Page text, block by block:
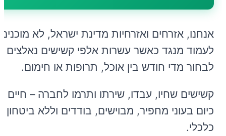
אנחנו, אזרחים ואזרחיות מדינת ישראל, לא מוכנים
לעמוד מנגד כאשר עשרות אלפי קשישים נאלצים
לבחור מדי חודש בין אוכל, תרופות או חימום.
קשישים שחיו, עבדו, שירתו ותרמו לחברה – חיים
כיום בעוני מחפיר, מבוישים, בודדים וללא ביטחון
כלכלי.